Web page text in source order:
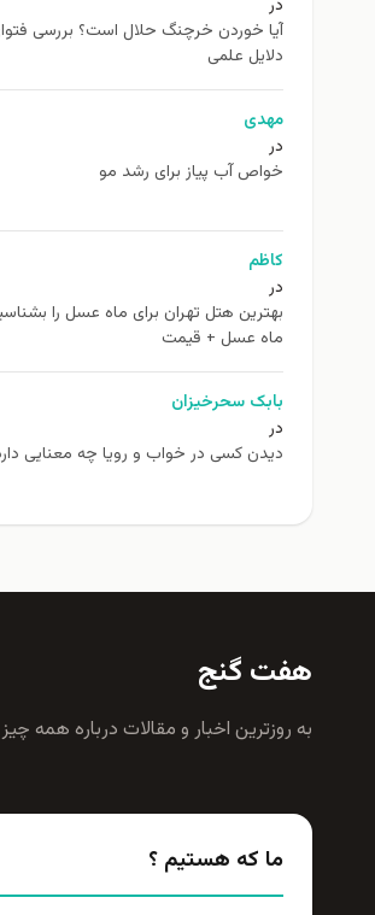
در
آیا خوردن خرچنگ حلال است؟ بررسی
دلایل علمی
مهدی
در
خواص آب پیاز برای رشد مو
کاظم
در
ماه عسل + قیمت
بابک سحرخیزان
در
دیدن کسی در خواب و رویا چه معنایی
هفت گنج
به روزترين اخبار و مقالات درباره همه چيز
ما که هستیم ؟